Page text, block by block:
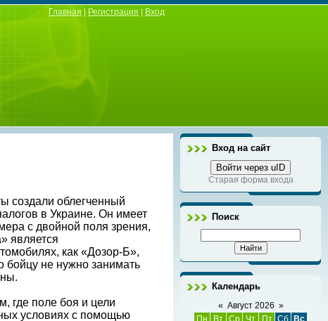
Главная Регистрация Вход
создали облегченный
в Украине. Он имеет
с двойной поля зрения,
является
как «Дозор-Б»,
бойцу не нужно занимать
где поле боя и цели
условиях с помощью
Вход на сайт
Войти через uID
Старая форма входа
Поиск
Календарь
« Август 2026 »
Пн
Вт Ср Чт Пт Сб
Вс